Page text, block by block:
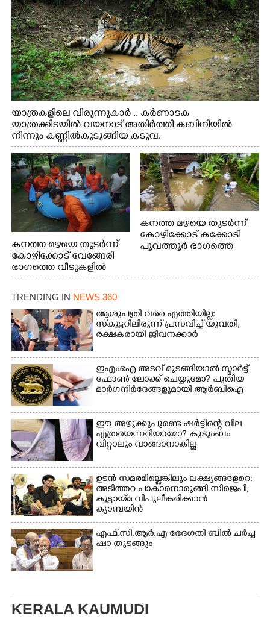
യാത്രകളിലെ വിരുന്നുകാർ .. കർണാടക
യാത്രക്കിടയിൽ വയനാട് അതിർത്തി കബിനിയിൽ
നിന്നും കണ്ണിൽകുടുങ്ങിയ കടുവ.
കനത്ത മഴയെ തുടർന്ന്
കോഴിക്കോട് വേങ്ങേരി
ഭാഗത്തെ വീടുകളിൽ
വെള്ളം
കയറിയപ്പോൾ ആളുകളെ
സുരക്ഷിത സ്ഥാനത്തേക്ക്
മാറ്റുന്ന സുരക്ഷാസേനാം
ഗങ്ങൾ
കനത്ത മഴയെ തുടർന്ന്
കോഴിക്കോട് കക്കോടി
പൂവത്തൂർ ഭാഗത്തെ
TRENDING IN NEWS 360
ആശുപത്രി വരെ എത്തിയില്ല:
സ്കൂട്ടറിലിരുന്ന് പ്രസവിച്ച് യുവതി,
രക്ഷകരായി ജീവനക്കാർ
ഇഎംഐ അടവ് മുടങ്ങിയാൽ സ്മാർട്ട്
ഫോൺ ലോക്ക് ചെയ്യുമോ? പുതിയ
മാർഗനിർദേങ്ങളുമായി ആർബിഐ
ഈ അഴുക്കുപുരണ്ട ഷർട്ടിന്റെ വില
എത്രയെന്നറിയാമോ? കുടുംബം
വിറ്റാലും വാങ്ങാനാകില്ല
ഉടൻ സമരമില്ലെങ്കിലും ലക്ഷ്യങ്ങളേറെ:
അടിത്തറ പാകാനൊരുങ്ങി സിജെപി,​
കൂട്ടായ്മ വിപുലീകരിക്കാൻ
ക്യാമ്പയിൻ
എ​ഫ്.​സി.​ആ​ർ.​എ​ ​ഭേ​ദ​ഗ​തി​ ​ബിൽ ച​ർ​ച്ച​
​ഷാ​ ​തുടങ്ങും
KERALA KAUMUDI